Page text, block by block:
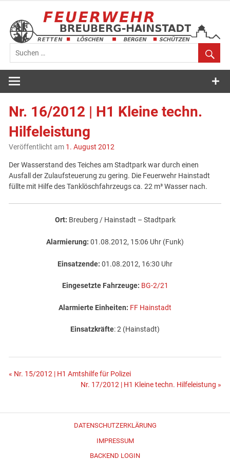
springen
Feuerwehr
Breuberg-
Hainstadt
Nr. 16/2012 | H1 Kleine techn.
Hilfeleistung
Veröffentlicht am 1. August 2012
Der Wasserstand des Teiches am Stadtpark war durch einen
Ausfall der Zulaufsteuerung zu gering. Die Feuerwehr Hainstadt
füllte mit Hilfe des Tanklöschfahrzeugs ca. 22 m³ Wasser nach.
Ort: Breuberg / Hainstadt – Stadtpark
Alarmierung: 01.08.2012, 15:06 Uhr (Funk)
Einsatzende: 01.08.2012, 16:30 Uhr
Eingesetzte Fahrzeuge: BG-2/21
Alarmierte Einheiten: FF Hainstadt
Einsatzkräfte: 2 (Hainstadt)
Beitragsnavigation
« Nr. 15/2012 | H1 Amtshilfe für Polizei
Nr. 17/2012 | H1 Kleine techn. Hilfeleistung »
DATENSCHUTZERKLÄRUNG
IMPRESSUM
BACKEND LOGIN